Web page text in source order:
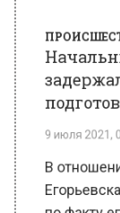
9 июля 2021,
В
по факту